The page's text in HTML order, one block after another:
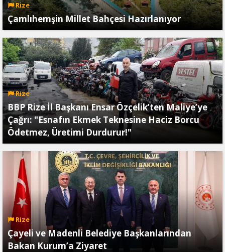
Rize
Çamlıhemşin Millet Bahçesi Hazırlanıyor
Rize
BBP Rize İl Başkanı Ensar Özçelik’ten Maliye’ye
Çağrı: "Esnafın Ekmek Teknesine Haciz Borcu
Ödetmez, Üretimi Durdurur!"
Rize
Çayeli ve Madenli Belediye Başkanlarından
Bakan Kurum’a Ziyaret